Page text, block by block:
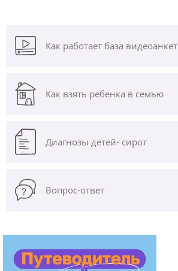
Как работает база видеоанкет
Как взять ребенка в семью
Диагнозы детей- сирот
Вопрос-ответ